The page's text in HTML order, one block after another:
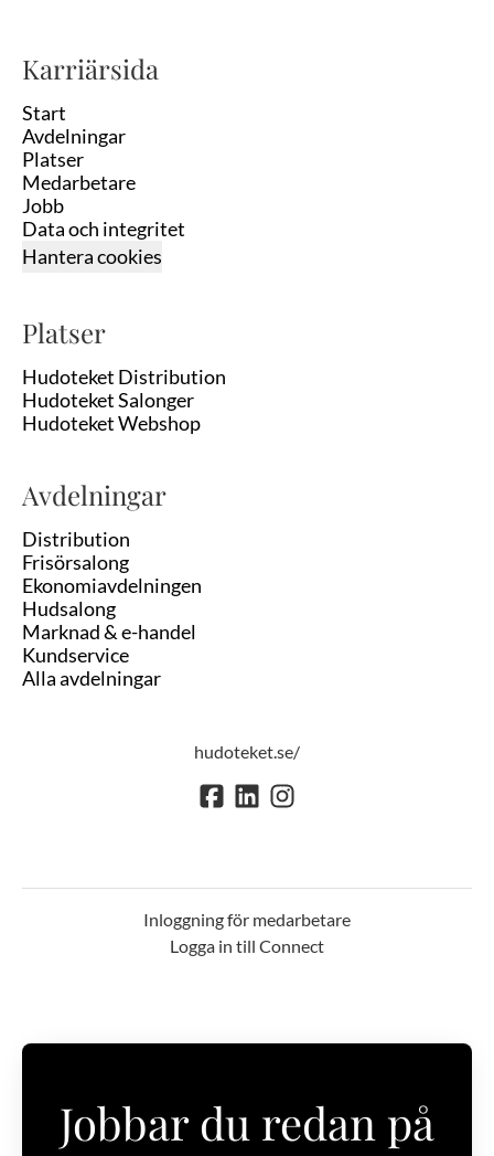
Karriärsida
Start
Avdelningar
Platser
Medarbetare
Jobb
Data och integritet
Hantera cookies
Platser
Hudoteket Distribution
Hudoteket Salonger
Hudoteket Webshop
Avdelningar
Distribution
Frisörsalong
Ekonomiavdelningen
Hudsalong
Marknad & e-handel
Kundservice
Alla avdelningar
hudoteket.se/
Inloggning för medarbetare
Logga in till Connect
Jobbar du redan på